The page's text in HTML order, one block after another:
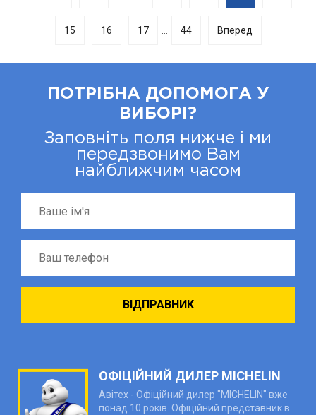
15 16 17 ... 44 Вперед
ПОТРІБНА ДОПОМОГА У
ВИБОРІ?
Заповніть поля нижче і ми
передзвонимо Вам
найближчим часом
ОФІЦІЙНИЙ ДИЛЕР MICHELIN
Авітех - Офіційний дилер "MICHELIN" вже
понад 10 років. Офіційний представник в